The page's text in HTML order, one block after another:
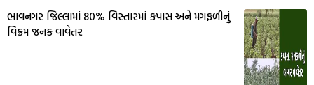
ભાવનગર જિલ્લામાં 80% વિસ્તારમાં કપાસ અને મગફળીનું
વિક્રમ જનક વાવેતર